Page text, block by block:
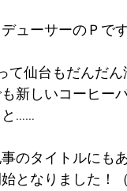
ューサーのＰです
て仙台もだんだ
新しいコーヒー
と……
のタイトルにも
となりました！